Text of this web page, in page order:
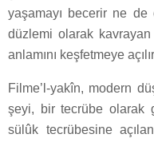
yaşamayı becerir ne
düzlemi olarak
anlamını keşfetmeye
Filme’l-yakîn, modern
şeyi, bir tecrübe olarak
sülûk tecrübesine